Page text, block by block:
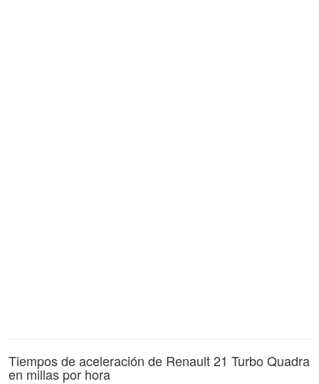
Tiempos de aceleración de Renault 21 Turbo Quadra
en millas por hora